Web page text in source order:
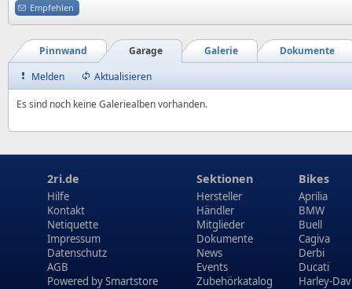
Empfehlen
Dokumente
Galerie
Garage
Pinnwand
Melden
Aktualisieren
Es sind noch keine Galeriealben vorhanden.
2ri.de
Hilfe
Kontakt
Netiquette
Impressum
Datenschutz
AGB
Powered bySmartstore
Sektionen
Hersteller
Händler
Mitglieder
Dokumente
News
Events
Zubehörkatalog
Bikes
Aprilia
BMW
Buell
Cagiva
Derbi
Ducati
Harley-